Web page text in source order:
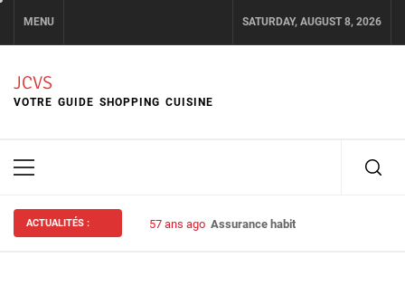
content
MENU SATURDAY, AUGUST 8, 2026
JCVS
VOTRE GUIDE SHOPPING CUISINE
Primary
ACTUALITÉS : 57 ans ago Assurance habitation : bien choisir